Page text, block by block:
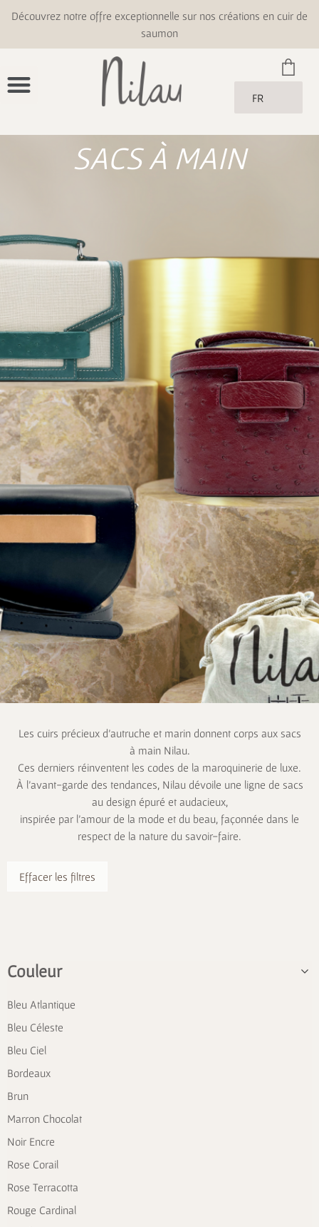
Découvrez notre offre exceptionnelle sur nos créations en cuir de
saumon
FR
SACS À MAIN
Les cuirs précieux d’autruche et marin donnent corps aux sacs
à main Nilau.
Ces derniers réinventent les codes de la maroquinerie de luxe.
À l’avant-garde des tendances, Nilau dévoile une ligne de sacs
au design épuré et audacieux,
inspirée par l’amour de la mode et du beau, façonnée dans le
respect de la nature du savoir-faire.
Effacer les filtres
Couleur
Bleu Atlantique
Bleu Céleste
Bleu Ciel
Bordeaux
Brun
Marron Chocolat
Noir Encre
Rose Corail
Rose Terracotta
Rouge Cardinal